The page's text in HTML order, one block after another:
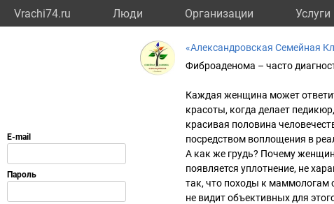
Vrachi74.ru Люди Организации Услуги
«Александровская Семейная
Фиброаденома – часто
Каждая женщина может
красоты, когда делает
красивая половина
посредством воплощения в
А как же гpyдь? Почему
появляется уплотнение, не
так, что походы к маммологам
не видит объективных для